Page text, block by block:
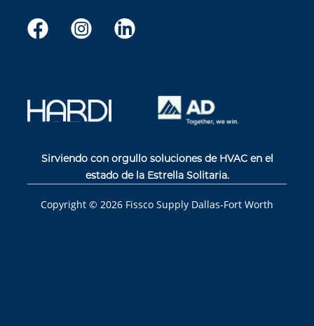
Sirviendo con orgullo soluciones de HVAC en el
estado de la Estrella Solitaria.
Copyright © 2026 Fissco Supply Dallas-Fort Worth